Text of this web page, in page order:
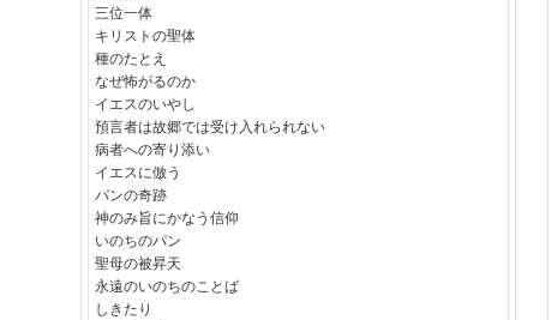
三位一体
キリストの聖体
種のたとえ
なぜ怖がるのか
イエスのいやし
預言者は故郷では受け入れられない
病者への寄り添い
イエスに倣う
パンの奇跡
神のみ旨にかなう信仰
いのちのパン
聖母の被昇天
永遠のいのちのことば
しきたり